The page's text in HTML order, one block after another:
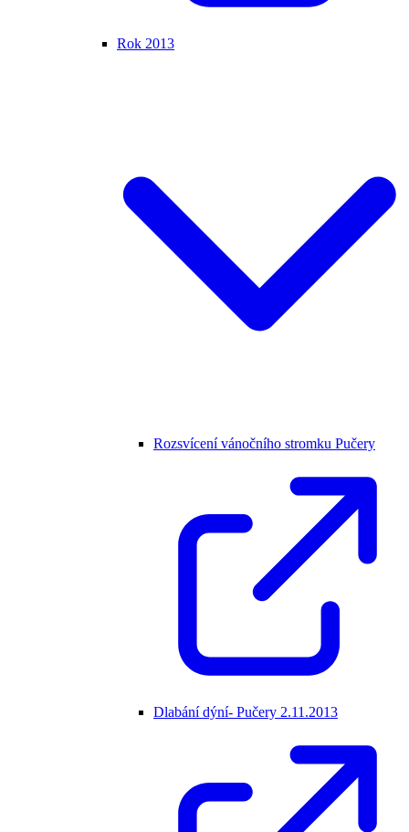
Rok 2013
Rozsvícení vánočního stromku Pučery
Dlabání dýní- Pučery 2.11.2013